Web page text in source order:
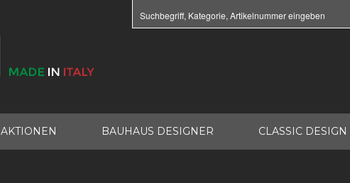
AKTIONEN BAUHAUS DESIGNER CLASSIC DESIGN